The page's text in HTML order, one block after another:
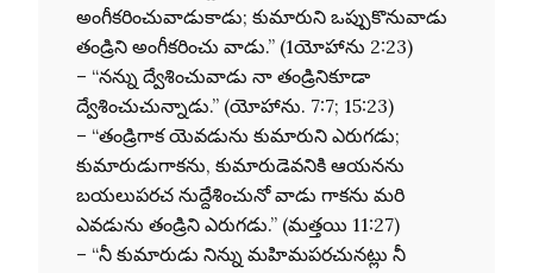
అంగీకరించువాడుకాడు; కుమారుని ఒప్పుకొనువాడు
తండ్రిని అంగీకరించు వాడు.” (1యోహాను 2:23)
– “నన్ను ద్వేశించువాడు నా తండ్రినికూడా
ద్వేశించుచున్నాడు.” (యోహాను. 7:7; 15:23)
– “తండ్రిగాక యెవడును కుమారుని ఎరుగడు;
కుమారుడుగాకను, కుమారుడెవనికి ఆయనను
బయలుపరచ నుద్దేశించునో వాడు గాకను మరి
ఎవడును తండ్రిని ఎరుగడు.” (మత్తయి 11:27)
– “నీ కుమారుడు నిన్ను మహిమపరచునట్లు నీ